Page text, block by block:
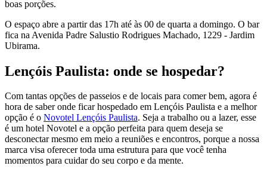
boas porções.
O espaço abre a partir das 17h até às 00 de quarta a domingo. O bar
fica na Avenida Padre Salustio Rodrigues Machado, 1229 - Jardim
Ubirama.
Lençóis Paulista: onde se hospedar?
Com tantas opções de passeios e de locais para comer bem, agora é
hora de saber onde ficar hospedado em Lençóis Paulista e a melhor
opção é o Novotel Lençóis Paulista. Seja a trabalho ou a lazer, esse
é um hotel Novotel e a opção perfeita para quem deseja se
desconectar mesmo em meio a reuniões e encontros, porque a nossa
marca visa oferecer toda uma estrutura para que você tenha
momentos para cuidar do seu corpo e da mente.